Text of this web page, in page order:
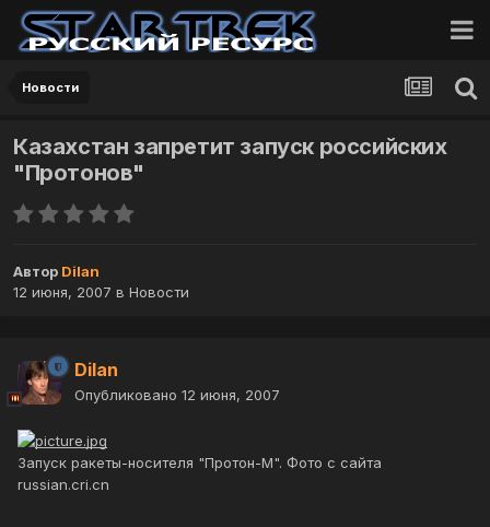
Новости
Казахстан запретит запуск российских
"Протонов"
Автор Dilan
12 июня, 2007 в Новости
Dilan
Опубликовано 12 июня, 2007
Запуск ракеты-носителя "Протон-М". Фото с сайта
russian.cri.cn